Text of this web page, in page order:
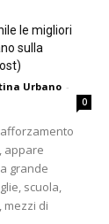
le migliori
sulla
Urbano -
0
appare
grande
scuola,
di